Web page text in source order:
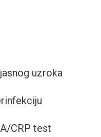
uzroka
CRP test